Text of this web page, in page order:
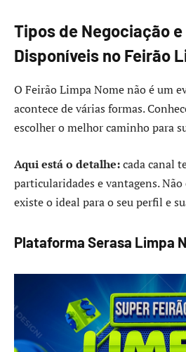
Tipos de Negociação e
Disponíveis no Feirão
O Feirão Limpa Nome não é um
acontece de várias formas.
escolher o melhor caminho para
Aqui está o detalhe:cada canal
particularidades e vantagens. Não
existe o ideal para o seu perfil e
Plataforma Serasa Limpa